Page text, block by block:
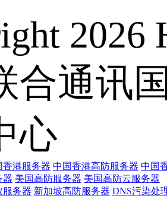
2026
合通讯
心
香港服务器 中国香港高防服务器 中国
器 美国高防服务器 美国高防云服务器
服务器 新加坡高防服务器 DNS污染处